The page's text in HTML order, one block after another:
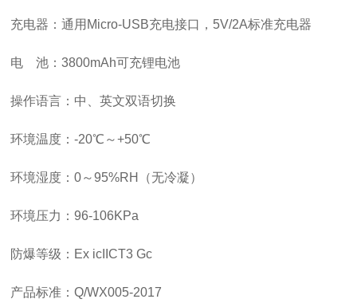
充电器：通用 Micro-USB充电接口， 5V/2A标准充电器
电 池：3800mAh可充锂电池
操作语言：中、英文双语切换
环境温度：-20℃～+50℃
环境湿度：0～95%RH （无冷凝）
环境压力：96-106KPa
防爆等级： Ex icIICT3 Gc
产品标准：Q/WX005-2017